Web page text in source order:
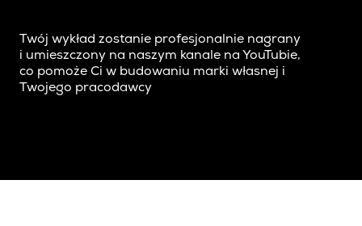
Twój wykład zostanie profesjonalnie nagrany
i umieszczony na naszym kanale na YouTubie,
co pomoże Ci w budowaniu marki własnej i
Twojego pracodawcy